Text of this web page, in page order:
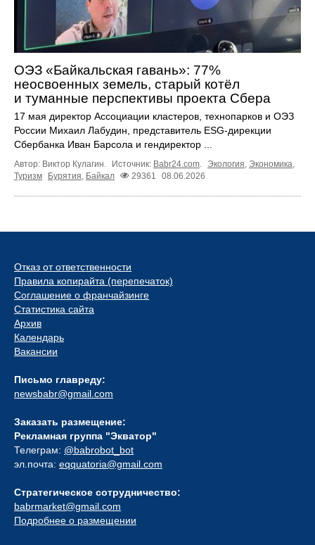
ОЭЗ «Байкальская гавань»: 77%
неосвоенных земель, старый котёл
и туманные перспективы проекта Сбера
17 мая директор Ассоциации кластеров, технопарков и ОЭЗ
России Михаил Лабудин, представитель ESG-дирекции
Сбербанка Иван Барсола и гендиректор ...
Автор: Виктор Кулагин. Источник: Babr24.com. Экология, Экономика,
Туризм
Бурятия, Байкал 29361 08.06.2026
Отказ от ответственности
Правила копирайта (перепечаток)
Соглашение о франчайзинге
Статистика сайта
Архив
Календарь
Вакансии
Письмо главреду:
newsbabr@gmail.com
Заказать размещение:
Рекламная группа "Экватор"
Телеграм: @babrobot_bot
эл.почта: eqquatoria@gmail.com
Стратегическое сотрудничество:
babrmarket@gmail.com
Подробнее о размещении